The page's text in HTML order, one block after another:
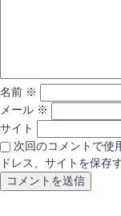
名前 ※
メール ※
サイト
次回のコメントで使
ドレス、サイトを保存す